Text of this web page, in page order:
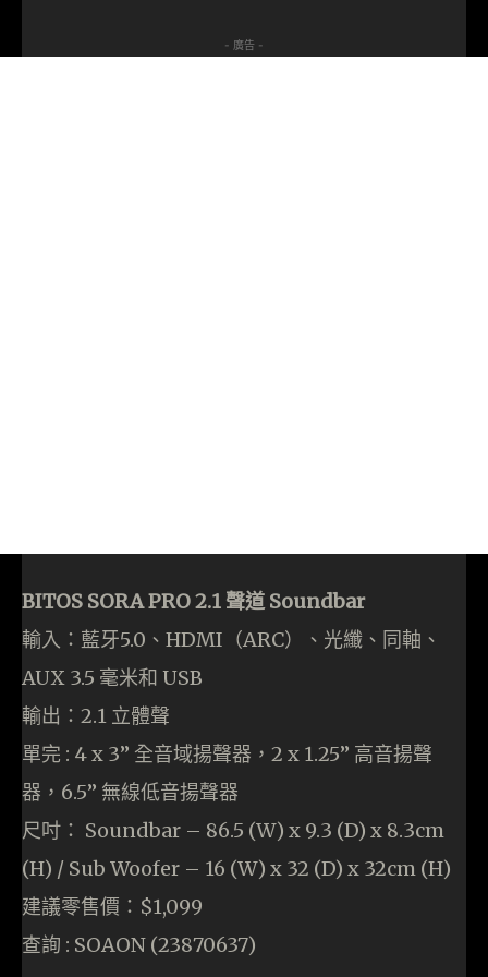
- 廣告 -
BITOS SORA PRO 2.1 聲道 Soundbar
輸入：藍牙5.0、HDMI（ARC）、光纖、同軸、
AUX 3.5 毫米和 USB
輸出：2.1 立體聲
單完 : 4 x 3” 全音域揚聲器，2 x 1.25” 高音揚聲
器，6.5” 無線低音揚聲器
尺吋： Soundbar – 86.5 (W) x 9.3 (D) x 8.3cm
(H) / Sub Woofer – 16 (W) x 32 (D) x 32cm (H)
建議零售價：$1,099
查詢 : SOAON (23870637)